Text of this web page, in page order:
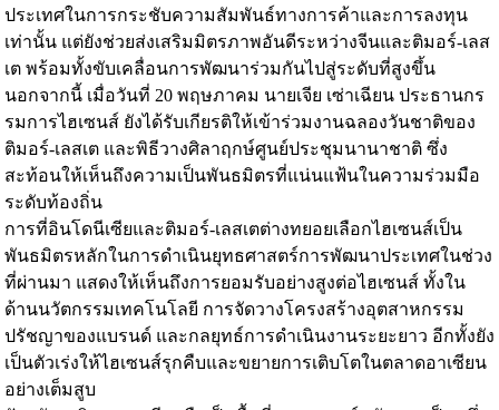
ประเทศในการกระชับความสัมพันธ์ทางการค้าและการลงทุน
เท่านั้น แต่ยังช่วยส่งเสริมมิตรภาพอันดีระหว่างจีนและติมอร์-เลส
เต พร้อมทั้งขับเคลื่อนการพัฒนาร่วมกันไปสู่ระดับที่สูงขึ้น
นอกจากนี้ เมื่อวันที่ 20 พฤษภาคม นายเจีย เซ่าเฉียน ประธานกร
รมการไฮเซนส์ ยังได้รับเกียรติให้เข้าร่วมงานฉลองวันชาติของ
ติมอร์-เลสเต และพิธีวางศิลาฤกษ์ศูนย์ประชุมนานาชาติ ซึ่ง
สะท้อนให้เห็นถึงความเป็นพันธมิตรที่แน่นแฟ้นในความร่วมมือ
ระดับท้องถิ่น
การที่อินโดนีเซียและติมอร์-เลสเตต่างทยอยเลือกไฮเซนส์เป็น
พันธมิตรหลักในการดำเนินยุทธศาสตร์การพัฒนาประเทศในช่วง
ที่ผ่านมา แสดงให้เห็นถึงการยอมรับอย่างสูงต่อไฮเซนส์ ทั้งใน
ด้านนวัตกรรมเทคโนโลยี การจัดวางโครงสร้างอุตสาหกรรม
ปรัชญาของแบรนด์ และกลยุทธ์การดำเนินงานระยะยาว อีกทั้งยัง
เป็นตัวเร่งให้ไฮเซนส์รุกคืบและขยายการเติบโตในตลาดอาเซียน
อย่างเต็มสูบ